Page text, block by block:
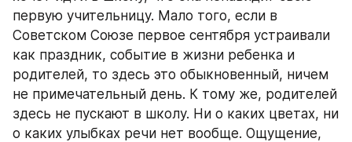
первую учительницу. Мало того, если в
Советском Союзе первое сентября устраивали
как праздник, событие в жизни ребенка и
родителей, то здесь это обыкновенный, ничем
не примечательный день. К тому же, родителей
здесь не пускают в школу. Ни о каких цветах, ни
о каких улыбках речи нет вообще. Ощущение,